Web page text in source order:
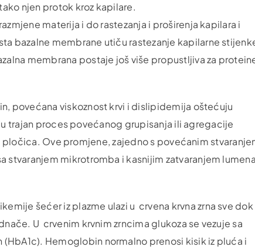
njen protok kroz kapilare.
materija i do rastezanja i proširenja kapilara i
bazalne membrane utiču rastezanje kapilarne
membrana postaje još više propustljiva za
povećana viskoznost krvi i dislipidemija oštećuju
trajan proces povećanog grupisanja ili agregacije
Ove promjene, zajedno s povećanim
mikrotromba i kasnijim zatvaranjem lumena
šećer iz plazme ulazi u crvena krvna zrna sve dok
U crvenim krvnim zrncima glukoza se vezuje sa
Hemoglobin normalno prenosi kisik iz pluća i